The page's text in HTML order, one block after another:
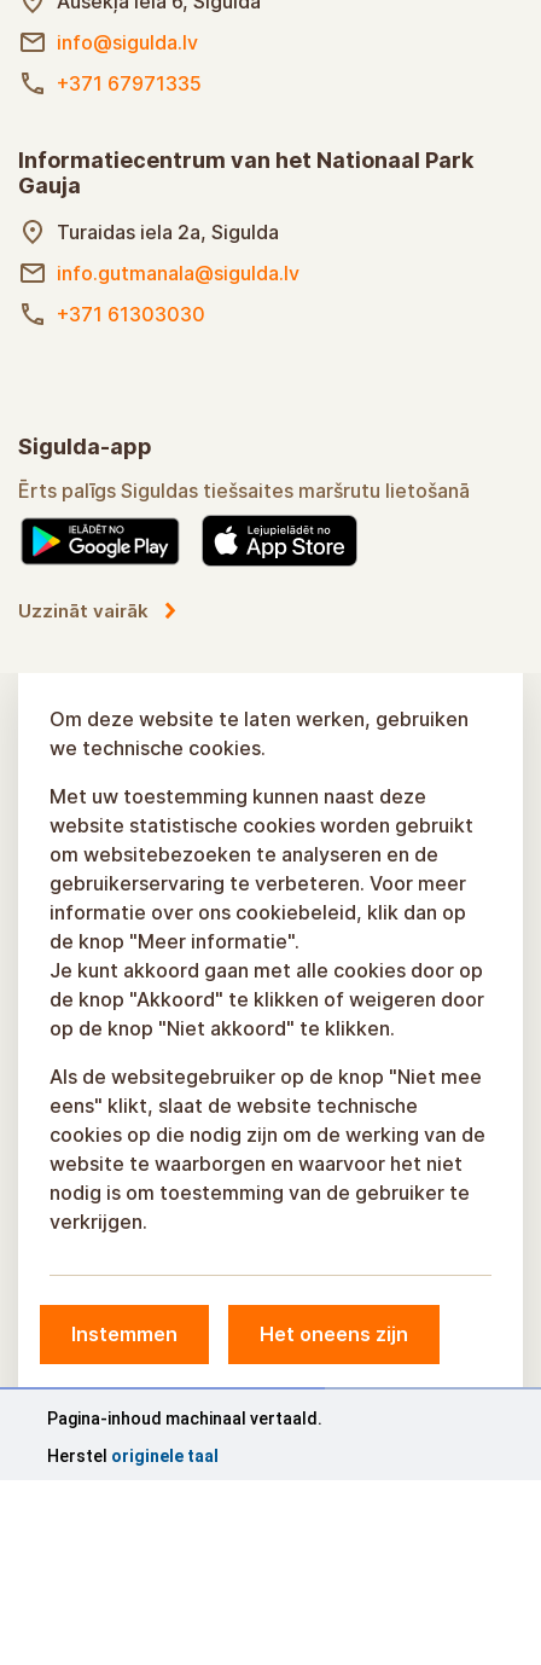
Toerisme Informatiecentrum van de
gemeente Sigulda
Ausekļa iela 6, Sigulda
info@sigulda.lv
+371 67971335
Informatiecentrum van het Nationaal Park
Gauja
+371 61303030
Uzzināt vairāk
Om deze website te laten werken, gebruiken
we technische cookies.
Met uw toestemming kunnen naast deze
website statistische cookies worden gebruikt
om websitebezoeken te analyseren en de
gebruikerservaring te verbeteren. Voor meer
informatie over ons cookiebeleid, klik dan op
de knop "Meer informatie".
Je kunt akkoord gaan met alle cookies door op
de knop "Akkoord" te klikken of weigeren door
op de knop "Niet akkoord" te klikken.
Als de websitegebruiker op de knop "Niet mee
eens" klikt, slaat de website technische
cookies op die nodig zijn om de werking van de
website te waarborgen en waarvoor het niet
nodig is om toestemming van de gebruiker te
verkrijgen.
Instemmen Het oneens zijn
Pagina-inhoud machinaal vertaald.
Herstel originele taal